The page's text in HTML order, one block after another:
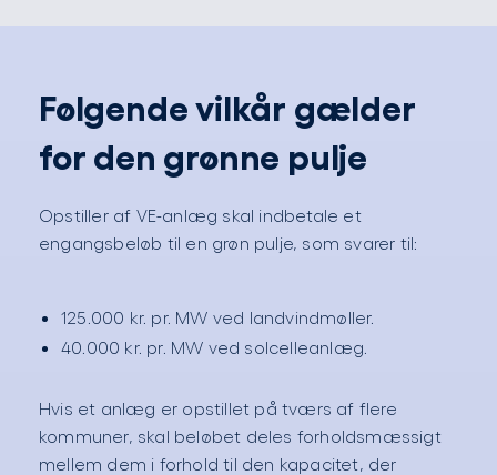
Følgende vilkår gælder
for den grønne pulje
Opstiller af VE-anlæg skal indbetale et
engangsbeløb til en grøn pulje, som svarer til:
125.000 kr. pr. MW ved landvindmøller.
40.000 kr. pr. MW ved solcelleanlæg.
Hvis et anlæg er opstillet på tværs af flere
kommuner, skal beløbet deles forholdsmæssigt
mellem dem i forhold til den kapacitet, der